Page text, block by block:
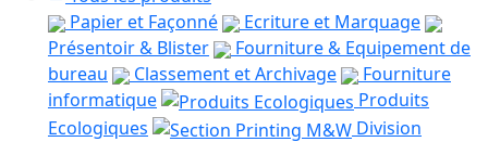
Papier et Façonné
Ecriture et Marquage
Présentoir & Blister
Fourniture & Equipement de
bureau
Classement et Archivage
Fourniture
informatique
Produits
Ecologiques
Division